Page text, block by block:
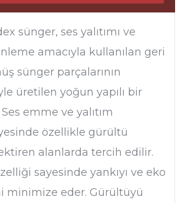
sünger, ses yalıtımı ve
amacıyla kullanılan geri
sünger parçalarının
üretilen yoğun yapılı bir
emme ve yalıtım
özellikle gürültü
alanlarda tercih edilir.
sayesinde yankıyı ve eko
minimize eder. Gürültüyü